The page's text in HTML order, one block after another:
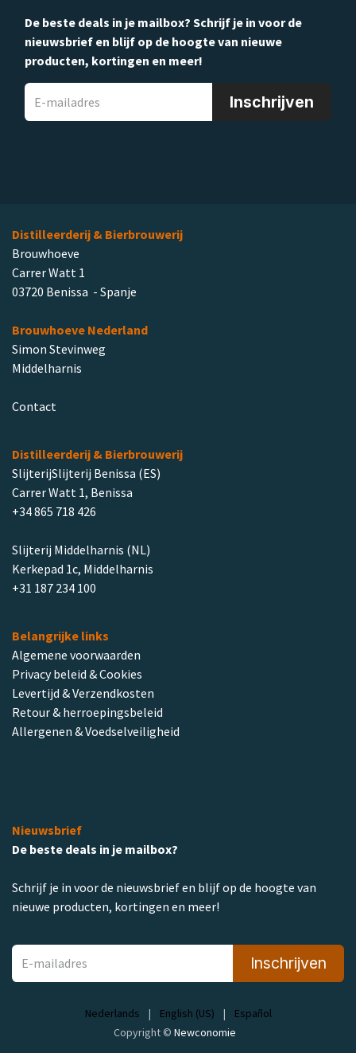
De beste deals in je mailbox? Schrijf je in voor de
nieuwsbrief en blijf op de hoogte van nieuwe
producten, kortingen en meer!
Inschrijven
Distilleerderij & Bierbrouwerij
Brouwhoeve
Carrer Watt 1
03720 Benissa - Spanje
Brouwhoeve Nederland
Simon Stevinweg
Middelharnis
Contact
Distilleerderij & Bierbrouwerij
SlijterijSlijterij Benissa (ES)
Carrer Watt 1, Benissa
+34 865 718 426
Slijterij Middelharnis (NL)
Kerkepad 1c, Middelharnis
+31 187 234 100
Belangrijke links
Algemene voorwaarden
Privacy beleid & Cookies
Levertijd & Verzendkosten
Retour & herroepingsbeleid
Allergenen & Voedselveiligheid
Nieuwsbrief
De beste deals in je mailbox?
Schrijf je in voor de nieuwsbrief en blijf op de hoogte van
nieuwe producten, kortingen en meer!
Inschrijven
Copyright © Newconomie
Nederlands | English (US) | Español